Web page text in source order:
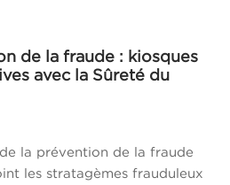
de la fraude : kiosques
avec la Sûreté du
la prévention de la fraude
les stratagèmes frauduleux